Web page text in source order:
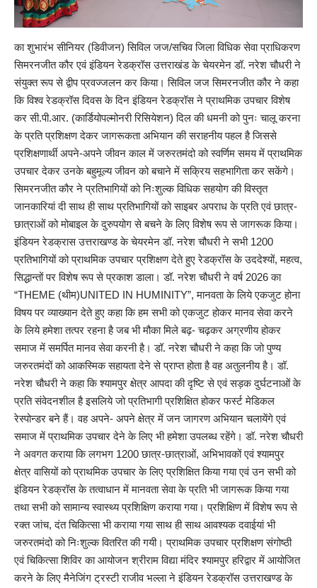
का शुभारंभ सीनियर (डिवीजन) सिविल जज/सचिव जिला विधिक सेवा प्राधिकरण
सिमरनजीत कौर एवं इंडियन रेडक्रॉस उत्तराखंड के चेयरमेन डॉ. नरेश चौधरी ने
संयुक्त रूप से द्वीप प्रवज्जलन कर किया। सिविल जज सिमरनजीत कौर ने कहा
कि विश्व रेडक्रॉस दिवस के दिन इंडियन रेडक्रॉस ने प्राथमिक उपचार विशेष
कर सी.पी.आर. (कार्डियोपल्मोनरी रिसियेशन) दिल की धमनी को पुनः चालू करना
के प्रति प्रशिक्षण देकर जागरूकता अभियान की सराहनीय पहल है जिससे
प्रशिक्षणार्थी अपने-अपने जीवन काल में जरुरतमंदो को स्वर्णिम समय में प्राथमिक
उपचार देकर उनके बहुमूल्य जीवन को बचाने में सक्रिय सहभागिता कर सकेंगे।
सिमरनजीत कौर ने प्रतिभागियों को निःशुल्क विधिक सहयोग की विस्तृत
जानकारियां दी साथ ही साथ प्रतिभागियों को साइबर अपराध के प्रति एवं छात्र-
छात्राओं को मोबाइल के दुरुपयोग से बचने के लिए विशेष रूप से जागरूक किया।
इंडियन रेडक्रास उत्तराखण्ड के चेयरमेन डॉ. नरेश चौधरी ने सभी 1200
प्रतिभागियों को प्राथमिक उपचार प्रशिक्षण देते हुए रेडक्रॉस के उददेश्यों, महत्व,
सिद्धान्तों पर विशेष रूप से प्रकाश डाला। डॉ. नरेश चौधरी ने वर्ष 2026 का
“THEME (थीम)UNITED IN HUMINITY”, मानवता के लिये एकजुट होना
विषय पर व्याख्यान देते हुए कहा कि हम सभी को एकजुट होकर मानव सेवा करने
के लिये हमेशा तत्पर रहना है जब भी मौका मिले बढ़- चढ़कर अग्रणीय होकर
समाज में समर्पित मानव सेवा करनी है। डॉ. नरेश चौधरी ने कहा कि जो पुण्य
जरुरतमंदों को आकस्मिक सहायता देने से प्राप्त होता है वह अतुलनीय है। डॉ.
नरेश चौधरी ने कहा कि श्यामपुर क्षेत्र आपदा की दृष्टि से एवं सड़क दुर्घटनाओं के
प्रति संवेदनशील है इसलिये जो प्रतिभागी प्रशिक्षित होकर फर्स्ट मेडिकल
रेस्पोन्डर बने हैं। वह अपने- अपने क्षेत्र में जन जागरण अभियान चलायेंगे एवं
समाज में प्राथमिक उपचार देने के लिए भी हमेशा उपलब्ध रहेंगे। डॉ. नरेश चौधरी
ने अवगत कराया कि लगभग 1200 छात्र-छात्राओं, अभिभावकों एवं श्यामपुर
क्षेत्र वासियों को प्राथमिक उपचार के लिए प्रशिक्षित किया गया एवं उन सभी को
इंडियन रेडक्रॉस के तत्वाधान में मानवता सेवा के प्रति भी जागरूक किया गया
तथा सभी को सामान्य स्वास्थ्य प्रशिक्षिण कराया गया। प्रशिक्षिण में विशेष रूप से
रक्त जांच, दंत चिकित्सा भी कराया गया साथ ही साथ आवश्यक दवाईयां भी
जरुरतमंदो को निःशुल्क वितरित की गयी। प्राथमिक उपचार प्रशिक्षण संगोष्ठी
एवं चिकित्सा शिविर का आयोजन श्रीराम विद्या मंदिर श्यामपुर हरिद्वार में आयोजित
करने के लिए मैनेजिंग ट्रस्टी राजीव भल्ला ने इंडियन रेडक्रॉस उत्तराखण्ड के